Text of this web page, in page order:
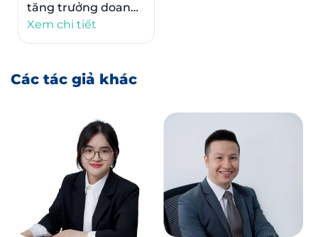
của Bạn
tăng trưởng doanh
thu cho doanh
nghiệp của mình?
Xem chi tiết
Các tác giả khác